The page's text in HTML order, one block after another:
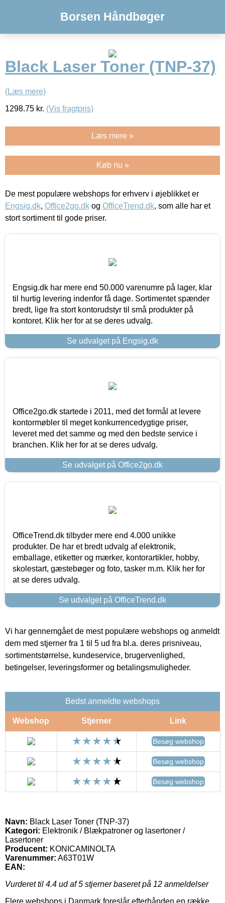
Borsen Håndbøger
Black Laser Toner (TNP-37)
(Læs mere)
1298.75 kr. (Vis fragtpris)
Læs mere »
Køb nu »
De mest populære webshops for erhverv i øjeblikket er
Engsig.dk, Office2go.dk og OfficeTrend.dk, som alle har et
stort sortiment til gode priser.
Engsig.dk har mere end 50.000 varenumre på lager, klar
til hurtig levering indenfor få dage. Sortimentet spænder
bredt, lige fra stort kontorudstyr til små produkter på
kontoret. Klik her for at se deres udvalg.
Se udvalget på Engsig.dk
Office2go.dk startede i 2011, med det formål at levere
kontormøbler til meget konkurrencedygtige priser,
leveret med det samme og med den bedste service i
branchen. Klik her for at se deres udvalg.
Se udvalget på Office2go.dk
OfficeTrend.dk tilbyder mere end 4.000 unikke
produkter. De har et bredt udvalg af elektronik,
emballage, etiketter og mærker, kontorartikler, hobby,
skolestart, gæstebøger og foto, tasker m.m. Klik her for
at se deres udvalg.
Se udvalget på OfficeTrend.dk
Vi har gennemgået de mest populære webshops og anmeldt
dem med stjerner fra 1 til 5 ud fra bl.a. deres prisniveau,
sortimentstørrelse, kundeservice, brugervenlighed,
betingelser, leveringsformer og betalingsmuligheder.
Bedst anmeldte webshops
Webshop Stjerner Link
Besøg webshop
Besøg webshop
Besøg webshop
Navn: Black Laser Toner (TNP-37)
Kategori: Elektronik / Blækpatroner og lasertoner /
Lasertoner
Producent: KONICAMINOLTA
Varenummer: A63T01W
EAN:
Vurderet til 4.4 ud af 5 stjerner baseret på 12 anmeldelser
Flere webshops i Danmark foreslår efterhånden en række